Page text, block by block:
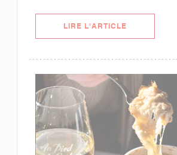
LIRE L'ARTICLE((OUVRE